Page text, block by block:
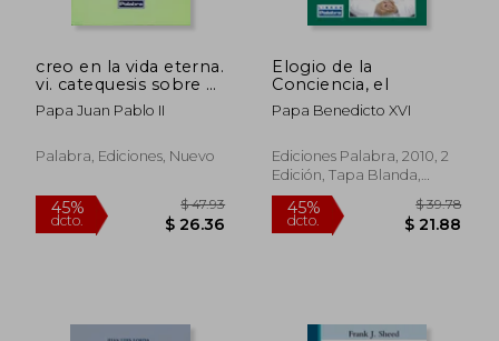
creo en la vida eterna.
vi. catequesis sobre el
credo
Papa Juan Pablo II
Palabra, Ediciones, Nuevo
Elogio de la
Conciencia, el
Papa Benedicto XVI
Ediciones Palabra, 2010, 2
Edición, Tapa Blanda,
Nuevo